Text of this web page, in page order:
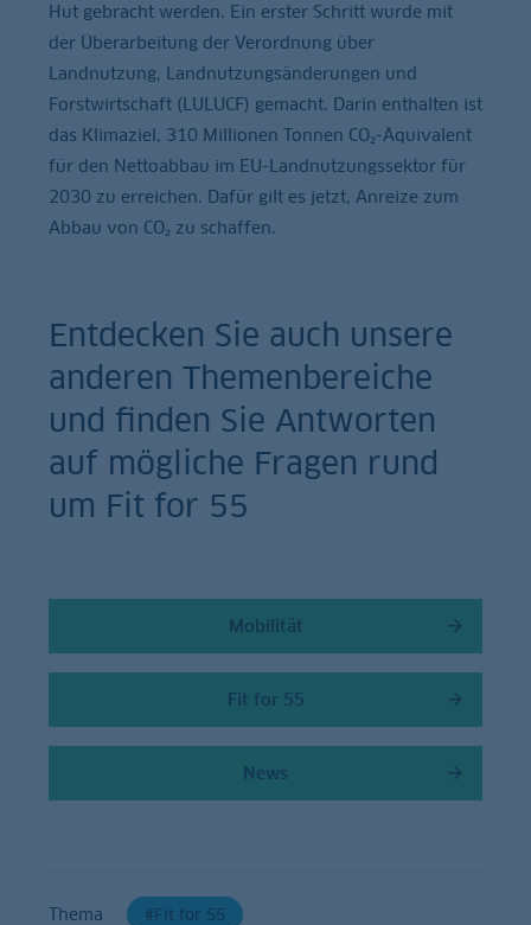
Hut gebracht werden. Ein erster Schritt wurde mit
der Überarbeitung der Verordnung über
Landnutzung, Landnutzungsänderungen und
Forstwirtschaft (LULUCF) gemacht. Darin enthalten ist
das Klimaziel, 310 Millionen Tonnen CO₂-Äquivalent
für den Nettoabbau im EU-Landnutzungssektor für
2030 zu erreichen. Dafür gilt es jetzt, Anreize zum
Abbau von CO₂ zu schaffen.
Entdecken Sie auch unsere
anderen Themenbereiche
und finden Sie Antworten
auf mögliche Fragen rund
um Fit for 55
Mobilität
Fit for 55
News
Thema Fit for 55